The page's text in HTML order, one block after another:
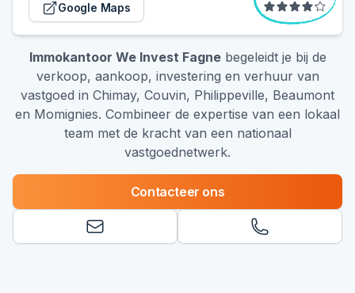
Immokantoor We Invest Fagnebegeleidt je bij de
verkoop, aankoop, investering en verhuur van
vastgoed in Chimay, Couvin, Philippeville, Beaumont
en Momignies. Combineer de expertise van een lokaal
team met de kracht van een nationaal
vastgoednetwerk.
Contacteer ons
Google Maps
(opent in een nieuw tabblad)